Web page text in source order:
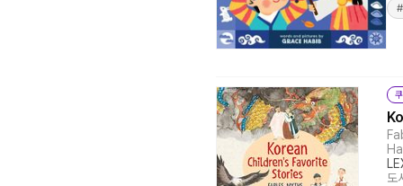
도